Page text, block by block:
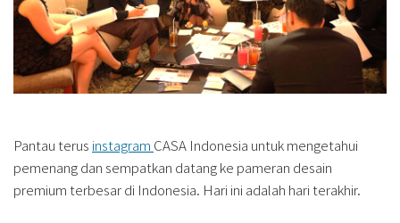
Pantau terus instagram CASA Indonesia untuk mengetahui
pemenang dan sempatkan datang ke pameran desain
premium terbesar di Indonesia. Hari ini adalah hari terakhir.